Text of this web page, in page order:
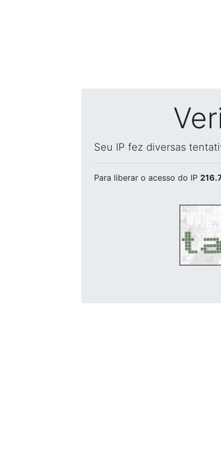
Seu IP fez diversas
Para liberar o acesso do IP